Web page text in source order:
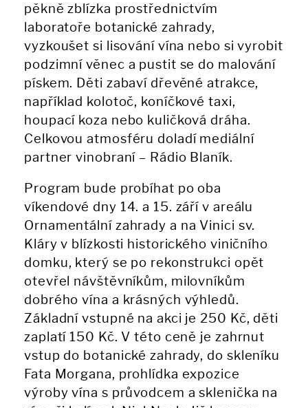
pěkně zblízka prostřednictvím
laboratoře botanické zahrady,
vyzkoušet si lisování vína nebo si vyrobit
podzimní věnec a pustit se do malování
pískem. Děti zabaví dřevěné atrakce,
například kolotoč, koníčkové taxi,
houpací koza nebo kuličková dráha.
Celkovou atmosféru doladí mediální
partner vinobraní – Rádio Blaník.
Program bude probíhat po oba
víkendové dny 14. a 15. září v areálu
Ornamentální zahrady a na Vinici sv.
Kláry v blízkosti historického viničního
domku, který se po rekonstrukci opět
otevřel návštěvníkům, milovníkům
dobrého vína a krásných výhledů.
Základní vstupné na akci je 250 Kč, děti
zaplatí 150 Kč. V této ceně je zahrnut
vstup do botanické zahrady, do skleníku
Fata Morgana, prohlídka expozice
výroby vína s průvodcem a sklenička na